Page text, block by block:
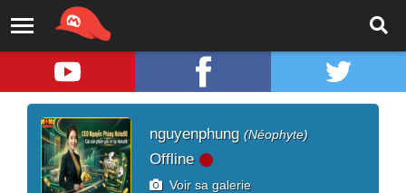
nguyenphung (Néophyte)
Offline
Voir sa galerie